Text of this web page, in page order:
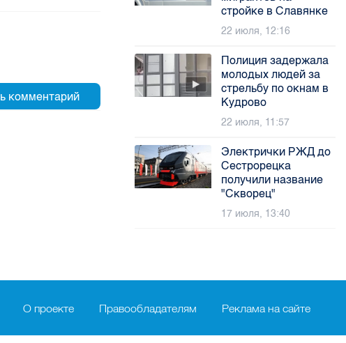
стройке в Славянке
22 июля, 12:16
Полиция задержала
молодых людей за
стрельбу по окнам в
Кудрово
22 июля, 11:57
Электрички РЖД до
Сестрорецка
получили название
"Скворец"
17 июля, 13:40
О проекте Правообладателям Реклама на сайте